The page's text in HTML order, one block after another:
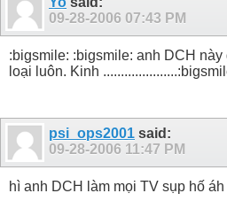
09-28-2006 07:43 PM
:bigsmile: :bigsmile: anh DCH này
loại luôn. Kinh
psi_ops2001 said:
09-28-2006 11:47 PM
hì anh DCH làm mọi TV sụp hố